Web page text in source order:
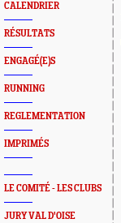
CALENDRIER
RÉSULTATS
ENGAGÉ(E)S
RUNNING
REGLEMENTATION
IMPRIMÉS
LE COMITÉ - LES CLUBS
JURY VAL D'OISE